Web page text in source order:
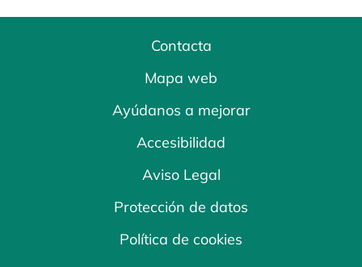
Contacta
Mapa web
Ayúdanos a mejorar
Accesibilidad
Aviso Legal
Protección de datos
Política de cookies